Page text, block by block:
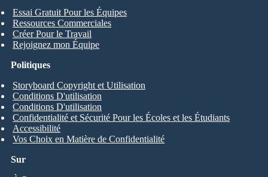
Essai Gratuit Pour les Équipes
Ressources Commerciales
Créer Pour le Travail
Rejoignez mon Équipe
Sur
Politiques
Storyboard Copyright et Utilisation
Conditions D'utilisation
Conditions D'utilisation
Confidentialité et Sécurité Pour les Écoles et les Étudiants
Accessibilité
Vos Choix en Matière de Confidentialité